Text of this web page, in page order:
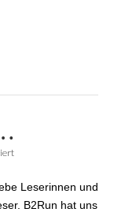
Leserinnen und
B2Run hat uns